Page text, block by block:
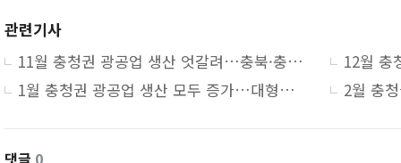
관련기사
11월 충청권 광공업 생산 엇갈려…충북·충남 생산↑, 대전·세종↓
1월 충청권 광공업 생산 모두 증가…대형소매점 판매 ↓
댓글 0